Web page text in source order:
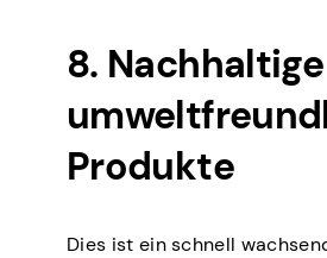
8.
Produkte
Dies ist ein schnell